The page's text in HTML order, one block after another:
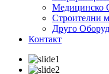
Медицинско
Строителни
Друго
Контакт